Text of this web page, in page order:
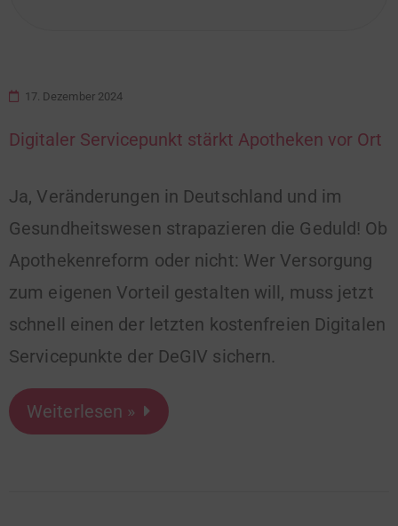
17. Dezember 2024
Digitaler Servicepunkt stärkt Apotheken vor Ort
Ja, Veränderungen in Deutschland und im
Gesundheitswesen strapazieren die Geduld! Ob
Apothekenreform oder nicht: Wer Versorgung
zum eigenen Vorteil gestalten will, muss jetzt
schnell einen der letzten kostenfreien Digitalen
Servicepunkte der DeGIV sichern.
Weiterlesen »